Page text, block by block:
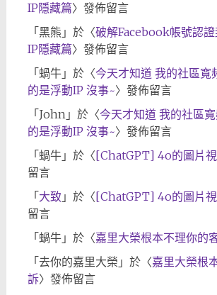
IP隱藏篇〉發佈留言
「 黑熊 」於〈破解Facebook帳號認
IP隱藏篇〉發佈留言
「 蝸牛」於〈今天才知道 我的社區寬
的是浮動IP 沒事~〉發佈留言
「 John」於〈今天才知道 我的社區
的是浮動IP 沒事~〉發佈留言
「 蝸牛」於〈[ChatGPT] 4o的圖片
留言
「 大致 」於〈[ChatGPT] 4o的圖片
留言
「 蝸牛」於〈嘉里大榮根本不理你的
「 去你的嘉里大榮 」於〈嘉里大榮根
訴〉發佈留言